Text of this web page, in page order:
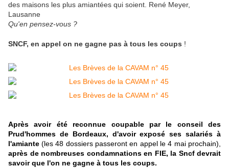
des maisons les plus amiantées qui soient. René Meyer,
Lausanne
Qu'en pensez-vous ?
SNCF, en appel on ne gagne pas à tous les coups !
Après avoir été reconnue coupable par le conseil des
Prud'hommes de Bordeaux, d'avoir exposé ses salariés à
l'amiante (les 48 dossiers passeront en appel le 4 mai prochain),
après de nombreuses condamnations en FIE, la Sncf devrait
savoir que l'on ne gagne à tous les coups.